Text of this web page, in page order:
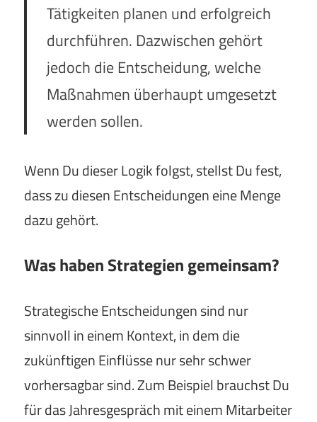
Tätigkeiten planen und erfolgreich
durchführen. Dazwischen gehört
jedoch die Entscheidung, welche
Maßnahmen überhaupt umgesetzt
werden sollen.
Wenn Du dieser Logik folgst, stellst Du fest,
dass zu diesen Entscheidungen eine Menge
dazu gehört.
Was haben Strategien gemeinsam?
Strategische Entscheidungen sind nur
sinnvoll in einem Kontext, in dem die
zukünftigen Einflüsse nur sehr schwer
vorhersagbar sind. Zum Beispiel brauchst Du
für das Jahresgespräch mit einem Mitarbeiter